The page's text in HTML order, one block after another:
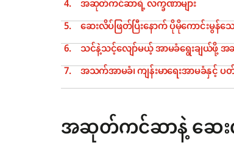
အဆုတ်ကင်ဆာရဲ့ လက္ခဏာများ
ဆေးလိပ်ဖြတ်ပြီးနောက် ပိုမိုကောင်းမွန်
သင်နဲ့သင့်လျော်မယ့် အာမခံရွေးချယ်ဖို့ အ
အသက်အာမခံ၊ ကျန်းမာရေးအာမခံနှ
အဆုတ်ကင်ဆာနဲ့ ဆေး